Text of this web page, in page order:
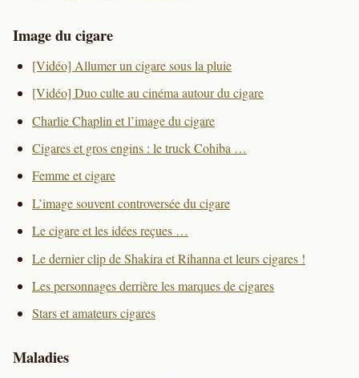
Image du cigare
[Vidéo] Allumer un cigare sous la pluie
[Vidéo] Duo culte au cinéma autour du cigare
Charlie Chaplin et l’image du cigare
Cigares et gros engins : le truck Cohiba …
Femme et cigare
L’image souvent controversée du cigare
Le cigare et les idées reçues …
Le dernier clip de Shakira et Rihanna et leurs cigares !
Les personnages derrière les marques de cigares
Stars et amateurs cigares
Maladies